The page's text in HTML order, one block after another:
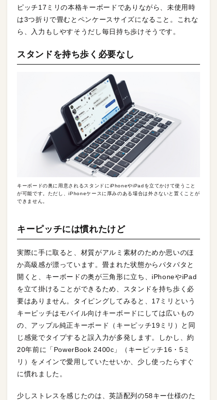
ピッチ17ミリの本格キーボードでありながら、未使用時
は3つ折りで畳むとペンケースサイズになること。これな
ら、入力もしやすそうだし毎日持ち歩けそうです。
スタンドを持ち歩く必要なし
キーボードの奥に用意されるスタンドにiPhoneやiPadを立てかけて使うこと
が可能です。ただし、iPhoneケースに厚みのある場合は外さないと置くことが
できません。
キーピッチには慣れたけど
実際に手に取ると、材質がアルミ素材のためか思いのほ
か高級感が漂っています。畳まれた状態からパタパタと
開くと、キーボードの奥が三角形に立ち、iPhoneやiPad
を立て掛けることができるため、スタンドを持ち歩く必
要はありません。タイピングしてみると、17ミリという
キーピッチはモバイル向けキーボードにしては広いもの
の、アップル純正キーボード（キーピッチ19ミリ）と同
じ感覚でタイプすると誤入力が多発します。しかし、約
20年前に「PowerBook 2400c」（キーピッチ16・5ミ
リ）をメインで愛用していたせいか、少し使ったらすぐ
に慣れました。
少しストレスを感じたのは、英語配列の58キー仕様のた